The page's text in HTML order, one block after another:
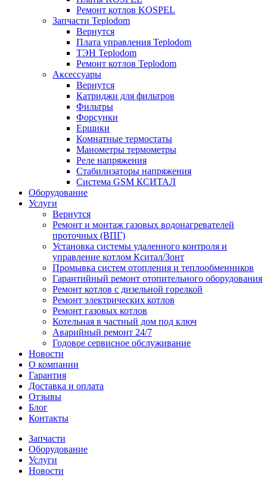
Ремонт котлов KOSPEL
Запчасти Teplodom
Вернутся
Плата управления Teplodom
ТЭН Teplodom
Ремонт котлов Teplodom
Аксессуары
Вернутся
Катриджи для фильтров
Фильтры
Форсунки
Ершики
Комнатные термостаты
Манометры термометры
Реле напряжения
Стабилизаторы напряжения
Система GSM КСИТАЛ
Оборудование
Услуги
Вернутся
Ремонт и монтаж газовых водонагревателей
проточных (ВПГ)
Установка системы удаленного контроля и
управление котлом Кситал/Зонт
Промывка систем отопления и теплообменников
Гарантийный ремонт отопительного оборудования
Ремонт котлов с дизельной горелкой
Ремонт электрических котлов
Ремонт газовых котлов
Котельная в частный дом под ключ
Аварийный ремонт 24/7
Годовое сервисное обслуживание
Новости
О компании
Гарантия
Доставка и оплата
Отзывы
Блог
Контакты
Запчасти
Оборудование
Услуги
Новости